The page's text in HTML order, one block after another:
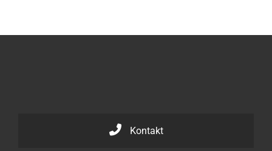
Kontakt